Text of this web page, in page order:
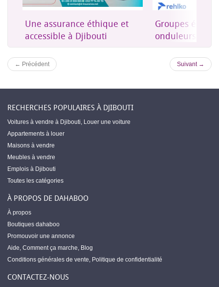
Une assurance éthique et
accessible à Djibouti
Groupes
onduleurs et
← Précédent Suivant →
RECHERCHES POPULAIRES À DJIBOUTI
Voitures à vendre à Djibouti, Louer une voiture
Appartements à louer
Maisons à vendre
Meubles à vendre
Emplois à Djibouti
Toutes les catégories
À PROPOS DE DAHABOO
À propos
Boutiques dahaboo
Promouvoir une annonce
Aide, Comment ça marche, Blog
Conditions générales de vente, Politique de confidentialité
CONTACTEZ-NOUS